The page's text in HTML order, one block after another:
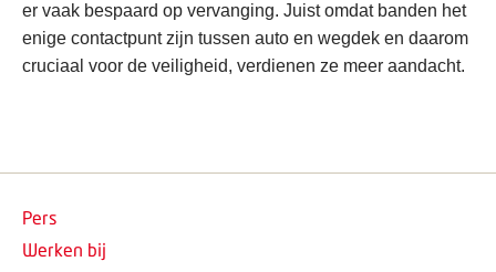
er vaak bespaard op vervanging. Juist omdat banden het
enige contactpunt zijn tussen auto en wegdek en daarom
cruciaal voor de veiligheid, verdienen ze meer aandacht.
Pers
Werken bij